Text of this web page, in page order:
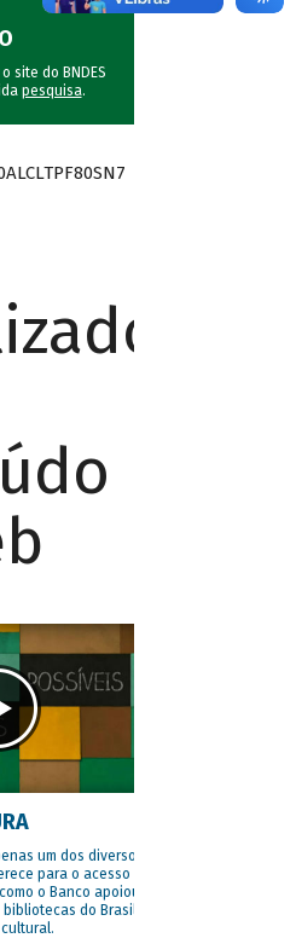
site do BNDES
pesquisa.
um dos diversos
para o acesso à
o Banco apoiou
do Brasil e